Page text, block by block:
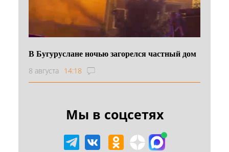
В Бугуруслане ночью загорелся частный дом
8 августа 14:18
Мы в соцсетях